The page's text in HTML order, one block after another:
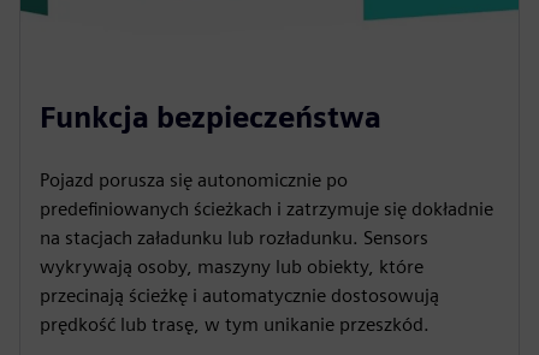
Funkcja bezpieczeństwa
Pojazd porusza się autonomicznie po
predefiniowanych ścieżkach i zatrzymuje się dokładnie
na stacjach załadunku lub rozładunku. Sensors
wykrywają osoby, maszyny lub obiekty, które
przecinają ścieżkę i automatycznie dostosowują
prędkość lub trasę, w tym unikanie przeszkód.